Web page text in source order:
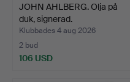
JOHN AHLBERG. Olja på
duk, signerad.
Klubbades 4 aug 2026
2 bud
106 USD